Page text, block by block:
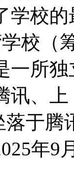
学校
校（
一所
讯、上
落于
年9